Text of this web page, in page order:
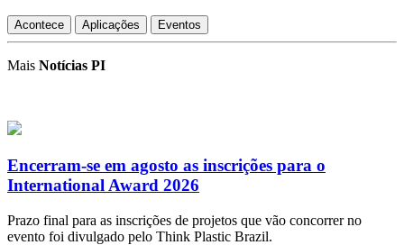
Acontece Aplicações Eventos
Mais Notícias PI
Encerram-se em agosto as inscrições para o
International Award 2026
Prazo final para as inscrições de projetos que vão concorrer no
evento foi divulgado pelo Think Plastic Brazil.